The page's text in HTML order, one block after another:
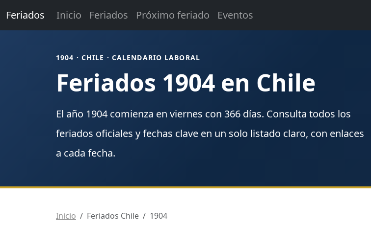
Feriados Inicio Feriados Próximo feriado Eventos
1904 · CHILE · CALENDARIO LABORAL
Feriados 1904 en Chile
El año 1904 comienza en viernes con 366 días. Consulta todos los
feriados oficiales y fechas clave en un solo listado claro, con enlaces
a cada fecha.
Inicio Feriados Chile 1904